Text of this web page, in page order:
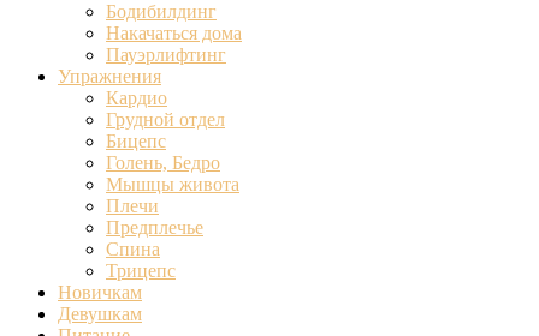
Бодибилдинг
Накачаться дома
Пауэрлифтинг
Упражнения
Кардио
Грудной отдел
Бицепс
Голень, Бедро
Мышцы живота
Плечи
Предплечье
Спина
Трицепс
Новичкам
Девушкам